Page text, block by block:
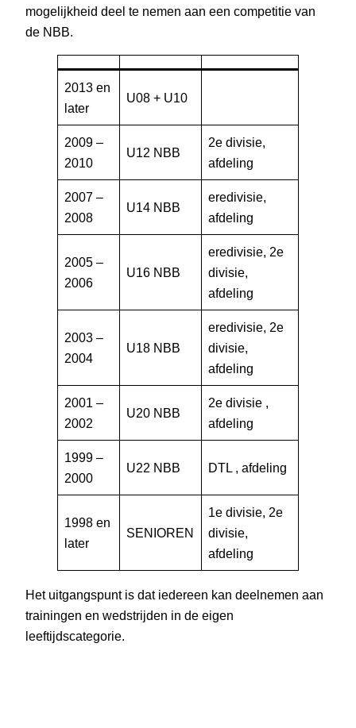
mogelijkheid deel te nemen aan een competitie van
de NBB.
2013 en
later
U08 + U10
2009 –
2010
U12 NBB
2e divisie,
afdeling
2007 –
2008
U14 NBB
eredivisie,
afdeling
2005 –
2006
U16 NBB
eredivisie, 2e
divisie,
afdeling
2003 –
2004
U18 NBB
eredivisie, 2e
divisie,
afdeling
2001 –
2002
U20 NBB
2e divisie ,
afdeling
1999 –
2000
U22 NBB DTL , afdeling
1998 en
later
SENIOREN
1e divisie, 2e
divisie,
afdeling
Het uitgangspunt is dat iedereen kan deelnemen aan
trainingen en wedstrijden in de eigen
leeftijdscategorie.